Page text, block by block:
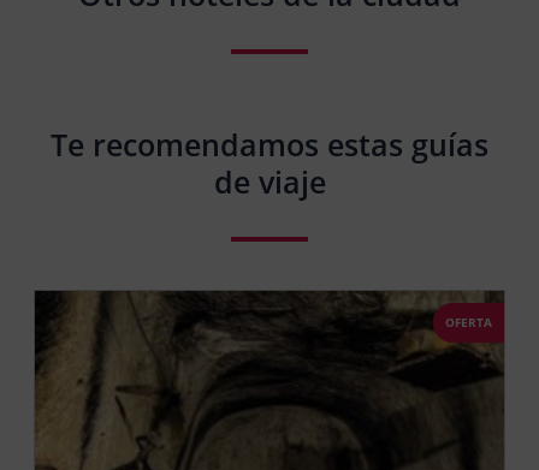
Te recomendamos estas guías
de viaje
OFERTA